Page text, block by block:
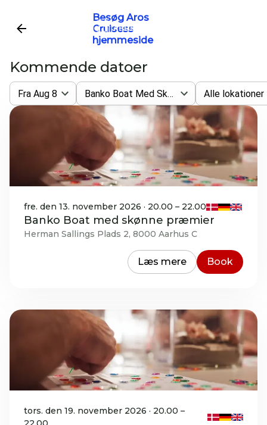
Besøg Aros
Cruisess
hjemmeside
Kommende datoer
Fra Aug 8 Banko Boat Med Skønne Præmier Alle lokationer
fre. den 13. november 2026 · 20.00 – 22.00
Banko Boat med skønne præmier
Herman Sallings Plads 2, 8000 Aarhus C
Læs mere Book
tors. den 19. november 2026 · 20.00 –